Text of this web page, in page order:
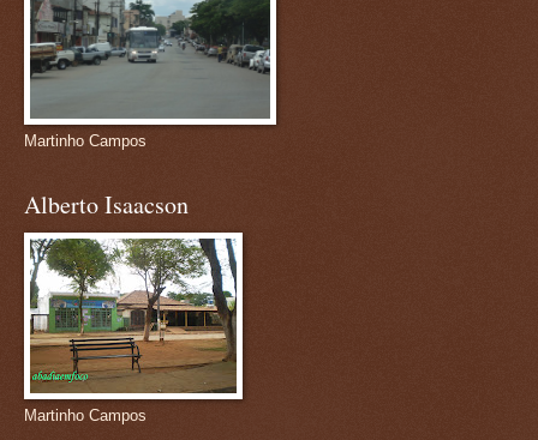
Martinho Campos
Alberto Isaacson
Martinho Campos